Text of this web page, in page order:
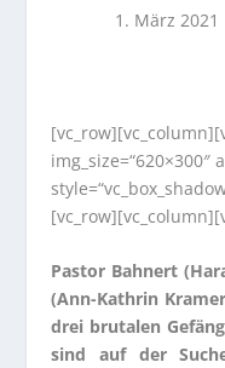
1. März 2021
img_size=“620×300″
Pastor Bahnert
(Ann-Kathrin
drei brutalen
sind auf der